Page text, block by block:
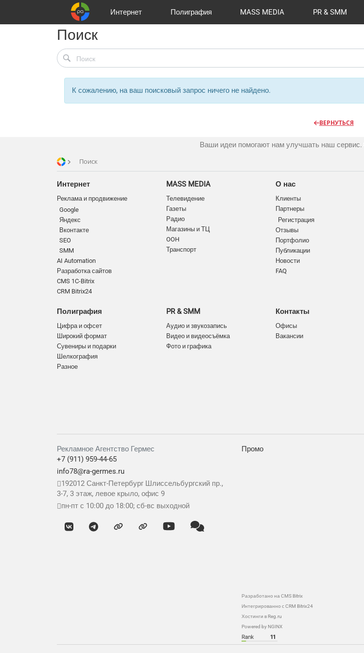
Интернет
Реклама и продвижение
Полиграфия
Цифра и офсет
MASS MEDIA
Телевидение
PR & SMM
Клиенты
Поиск
К сожалению, на ваш поисковый запрос ничего не найдено.
ВЕРНУТЬСЯ
Ваши идеи помогают нам улучшать наш сервис.
Поиск
Интернет
Реклама и продвижение
Google
Яндекс
Вконтакте
SEO
SMM
AI Automation
Разработка сайтов
CMS 1C-Bitrix
CRM Bitrix24
Полиграфия
Цифра и офсет
Широкий формат
Сувениры и подарки
Шелкография
Разное
MASS MEDIA
Телевидение
Газеты
Радио
Магазины и ТЦ
OOH
Транспорт
PR & SMM
Аудио и звукозапись
Видео и видеосъёмка
Фото и графика
О нас
Клиенты
Партнеры
Регистрация
Отзывы
Портфолио
Публикации
Новости
FAQ
Контакты
Офисы
Вакансии
Рекламное Агентство Гермес
+7 (911) 959-44-65
info78@ra-germes.ru
192012 Санкт-Петербург Шлиссельбургский пр.,
3-7, 3 этаж, левое крыло, офис 9
пн-пт с 10:00 до 18:00; сб-вс выходной
Промо
Разработано на CMS Bitrix
Интегрированно с CRM Bitrix24
Хостинги в Reg.ru
Powered by NGINX